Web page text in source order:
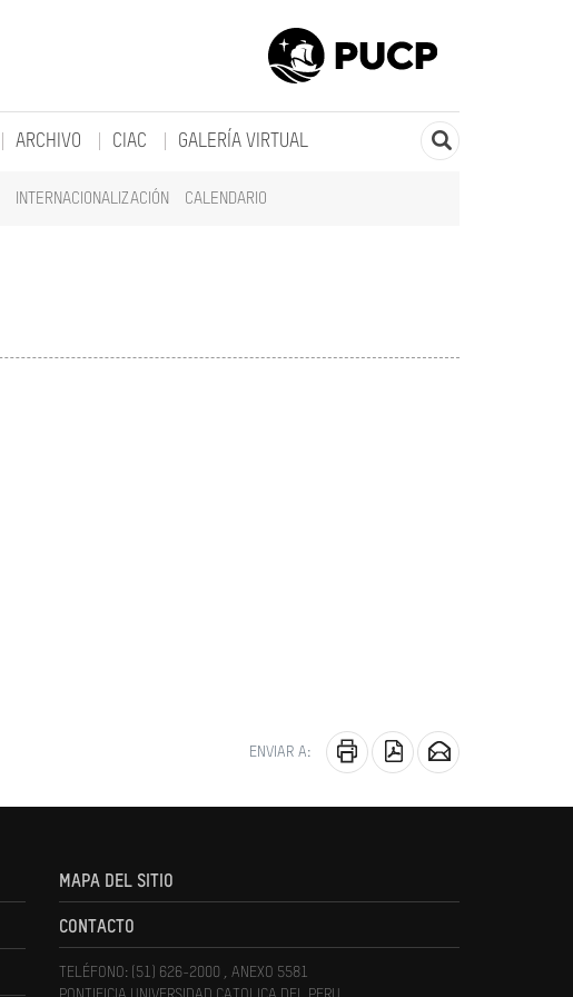
INTERNACIONALIZACIÓN CALENDARIO
ARCHIVO CIAC GALERÍA VIRTUAL
ENVIAR A:
MAPA DEL SITIO
CONTACTO
TELÉFONO: (51) 626-2000 , ANEXO 5581